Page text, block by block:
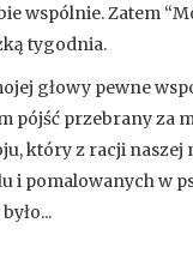
wspólnie. Zatem
tygodnia.
głowy pewne
pójść przebrany za
który z racji
i pomalowanych w